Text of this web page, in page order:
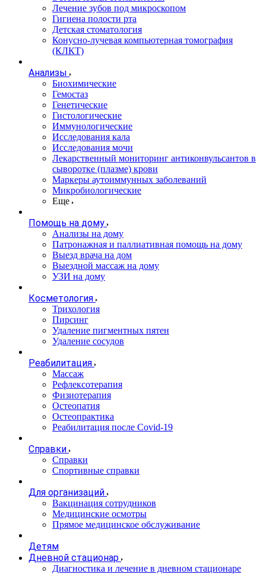
Лечение зубов под микроскопом
Гигиена полости рта
Детская стоматология
Конусно-лучевая компьютерная томография
(КЛКТ)
Анализы
Биохимические
Гемостаз
Генетические
Гистологические
Иммунологические
Исследования кала
Исследования мочи
Лекарственный мониторинг антиконвульсантов в
сыворотке (плазме) крови
Маркеры аутоиммунных заболеваний
Микробиологические
Еще
Помощь на дому
Анализы на дому
Патронажная и паллиативная помощь на дому
Выезд врача на дом
Выездной массаж на дому
УЗИ на дому
Косметология
Трихология
Пирсинг
Удаление пигментных пятен
Удаление сосудов
Реабилитация
Массаж
Рефлексотерапия
Физиотерапия
Остеопатия
Остеопрактика
Реабилитация после Covid-19
Справки
Справки
Спортивные справки
Для организаций
Вакцинация сотрудников
Медицинские осмотры
Прямое медицинское обслуживание
Детям
Дневной стационар
Диагностика и лечение в дневном стационаре